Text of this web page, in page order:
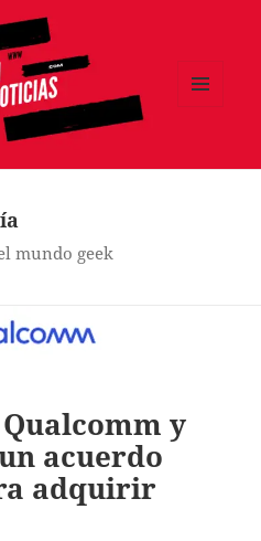
mundo geek
y
acuerdo
adquirir